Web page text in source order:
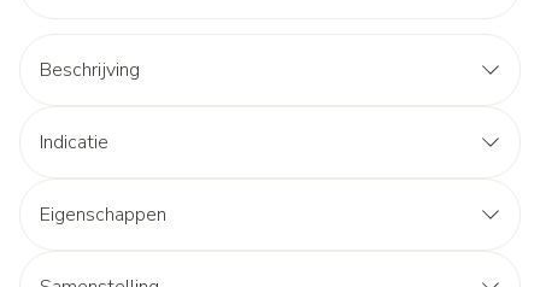
Beschrijving
Indicatie
Eigenschappen